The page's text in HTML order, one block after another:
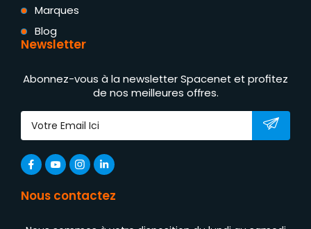
Marques
Blog
Newsletter
Abonnez-vous à la newsletter Spacenet et profitez
de nos meilleures offres.
Nous contactez